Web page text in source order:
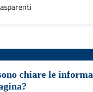
chiare le